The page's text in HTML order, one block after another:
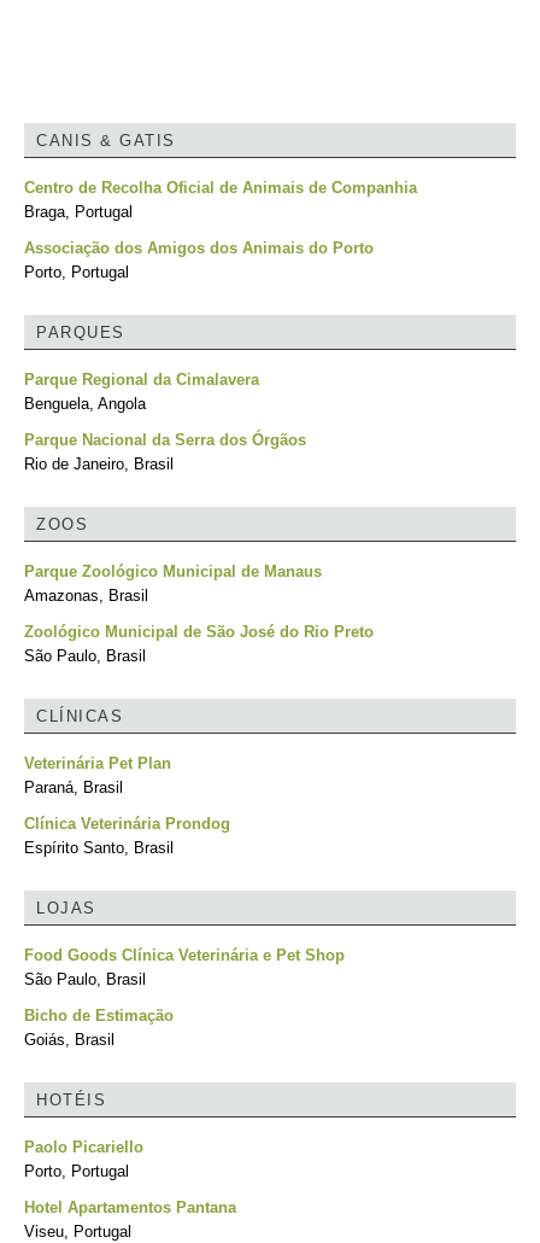
CANIS & GATIS
Centro de Recolha Oficial de Animais de Companhia
Braga, Portugal
Associação dos Amigos dos Animais do Porto
Porto, Portugal
PARQUES
Parque Regional da Cimalavera
Benguela, Angola
Parque Nacional da Serra dos Órgãos
Rio de Janeiro, Brasil
ZOOS
Parque Zoológico Municipal de Manaus
Amazonas, Brasil
Zoológico Municipal de São José do Rio Preto
São Paulo, Brasil
CLÍNICAS
Veterinária Pet Plan
Paraná, Brasil
Clínica Veterinária Prondog
Espírito Santo, Brasil
LOJAS
Food Goods Clínica Veterinária e Pet Shop
São Paulo, Brasil
Bicho de Estimação
Goiás, Brasil
HOTÉIS
Paolo Picariello
Porto, Portugal
Hotel Apartamentos Pantana
Viseu, Portugal